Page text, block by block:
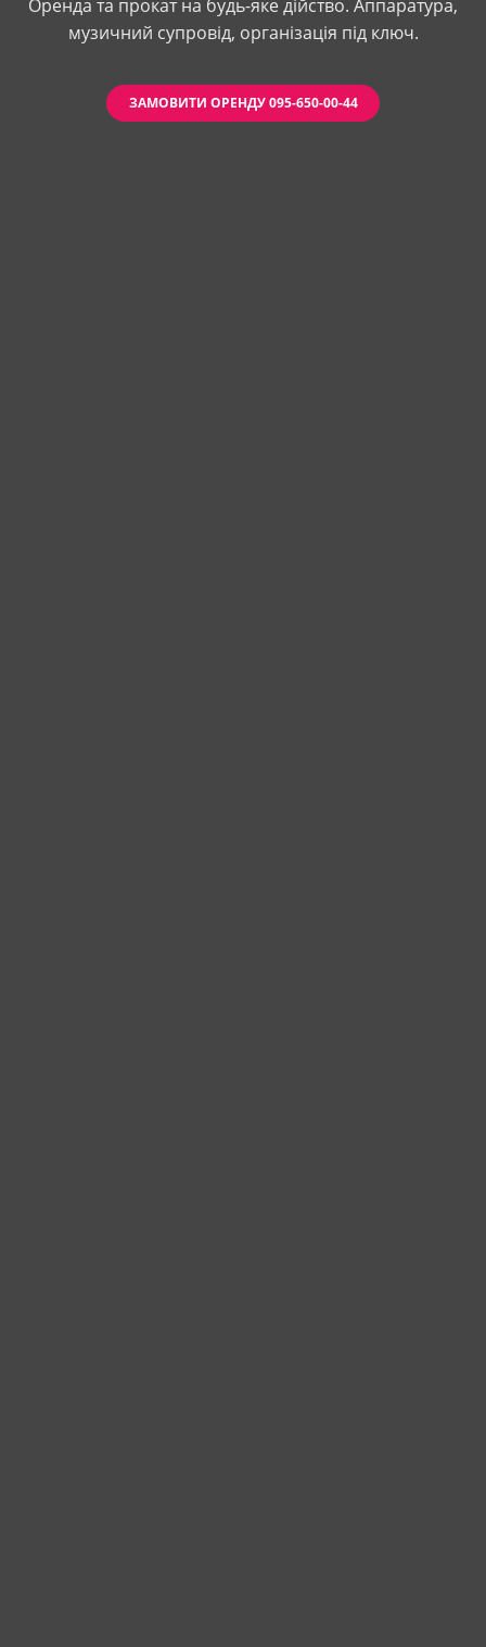
Оренда та прокат на будь-яке дійство. Аппаратура,
музичний супровід, організація під ключ.
ЗАМОВИТИ ОРЕНДУ 095-650-00-44